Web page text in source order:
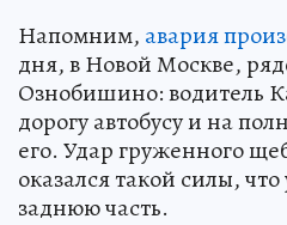
Напомним, авария
дня, в Новой Москве,
Ознобишино: водитель
дорогу автобусу и на
его. Удар груженного
оказался такой силы, что
заднюю часть.